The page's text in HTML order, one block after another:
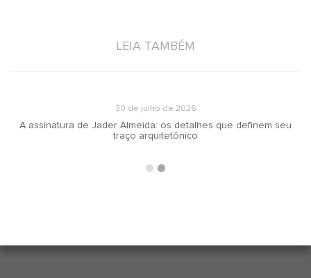
LEIA TAMBÉM
30 de julho de 2026
A assinatura de Jader Almeida: os detalhes que definem seu
traço arquitetônico